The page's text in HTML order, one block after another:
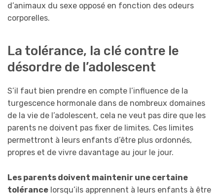
d’animaux du sexe opposé en fonction des odeurs
corporelles.
La tolérance, la clé contre le
désordre de l’adolescent
S’il faut bien prendre en compte l’influence de la
turgescence hormonale dans de nombreux domaines
de la vie de l’adolescent, cela ne veut pas dire que les
parents ne doivent pas fixer de limites. Ces limites
permettront à leurs enfants d’être plus ordonnés,
propres et de vivre davantage au jour le jour.
Les parents doivent maintenir une certaine
tolérance lorsqu’ils apprennent à leurs enfants à être